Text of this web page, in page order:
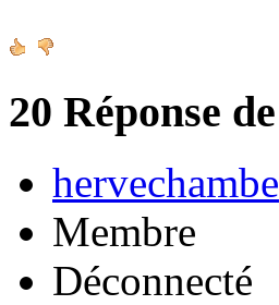
20 Réponse de
hervechambe
Membre
Déconnecté